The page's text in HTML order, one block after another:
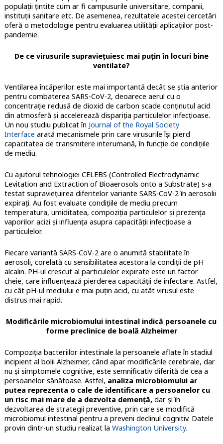
populații țintite cum ar fi campusurile universitare, companii,
instituții sanitare etc. De asemenea, rezultatele acestei cercetări
oferă o metodologie pentru evaluarea utilității aplicațiilor post-
pandemie.
De ce virusurile supraviețuiesc mai puțin în locuri bine
ventilate?
Ventilarea încăperilor este mai importantă decât se știa anterior
pentru combaterea SARS-CoV-2, deoarece aerul cu o
concentrație redusă de dioxid de carbon scade conținutul acid
din atmosferă și accelerează dispariția particulelor infecțioase.
Un nou studiu publicat în Journal of the Royal Society
Interface arată mecanismele prin care virusurile își pierd
capacitatea de transmitere interumană, în funcție de condițiile
de mediu.
Cu ajutorul tehnologiei CELEBS (Controlled Electrodynamic
Levitation and Extraction of Bioaerosols onto a Substrate) s-a
testat supraviețuirea diferitelor variante SARS-CoV-2 în aerosolii
expirați. Au fost evaluate condițiile de mediu precum
temperatura, umiditatea, compoziția particulelor și prezența
vaporilor acizi și influența asupra capacității infecțioase a
particulelor.
Fiecare variantă SARS-CoV-2 are o anumită stabilitate în
aerosoli, corelată cu sensibilitatea acestora la condiții de pH
alcalin. PH-ul crescut al particulelor expirate este un factor
cheie, care influențează pierderea capacității de infectare. Astfel,
cu cât pH-ul mediului e mai puțin acid, cu atât virusul este
distrus mai rapid.
Modificările microbiomului intestinal indică persoanele cu
forme preclinice de boală Alzheimer
Compoziția bacteriilor intestinale la persoanele aflate în stadiul
incipient al bolii Alzheimer, când apar modificările cerebrale, dar
nu și simptomele cognitive, este semnificativ diferită de cea a
persoanelor sănătoase. Astfel, analiza microbiomului ar
putea reprezenta o cale de identificare a persoanelor cu
un risc mai mare de a dezvolta demență, dar și în
dezvoltarea de strategii preventive, prin care se modifică
microbiomul intestinal pentru a preveni declinul cognitiv. Datele
provin dintr-un studiu realizat la Washington University.